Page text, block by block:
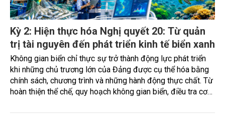
Kỳ 2: Hiện thực hóa Nghị quyết 20: Từ quản
trị tài nguyên đến phát triển kinh tế biển xanh
Không gian biển chỉ thực sự trở thành động lực phát triển
khi những chủ trương lớn của Đảng được cụ thể hóa bằng
chính sách, chương trình và những hành động thực chất. Từ
hoàn thiện thể chế, quy hoạch không gian biển, điều tra cơ
bảo tồn hệ sinh thái và xây dựng kinh tế biển xanh, ngành